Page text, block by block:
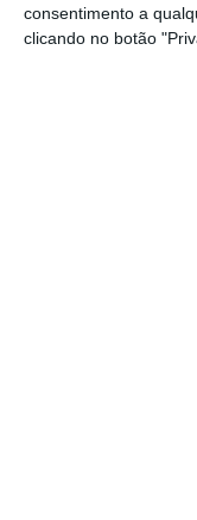
consentimento a
clicando no botão
aprovada em
República.